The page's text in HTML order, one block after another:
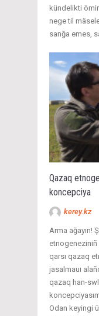
kündelikti
nege til
sanğa emes,
Qazaq
koncepciya
kerey.kz
Arma ağayın!
etnogeneziniñ
qarsı qazaq
jasalmauı
qazaq han-
Odan keyingi